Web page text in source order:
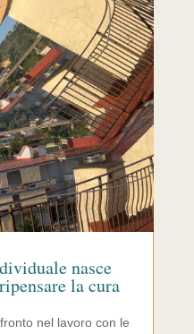
nasce
la cura
nel lavoro con le